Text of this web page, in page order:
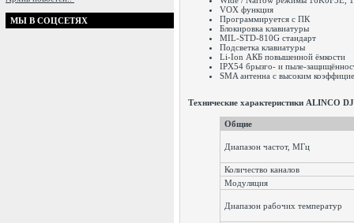
МЫ В СОЦСЕТЯХ
VOX функция
Программируется с ПК
Блокировка клавиатуры
MIL-STD-810G стандарт
Подсветка клавиатуры
Li-Ion АКБ повышенной ёмкости
IPX54 брызго- и пыле-
SMA антенна с высоким
Технические характеристики ALINCO
Общие
Диапазон частот, МГц
Количество каналов
Модуляция
Диапазон рабочих температур